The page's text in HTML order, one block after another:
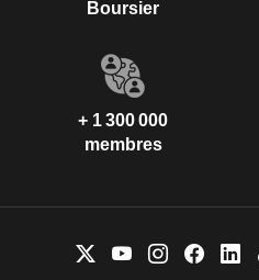
Boursier
+ 1 300 000
membres